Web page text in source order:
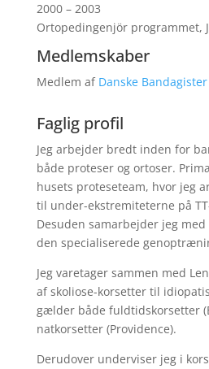
2000 – 2003
Ortopedingenjör programmet,
Medlemskaber
Medlem af Danske Bandagister
Faglig profil
Jeg arbejder bredt inden for
både proteser og ortoser.
husets proteseteam, hvor jeg
til under-ekstremiteterne på
Desuden samarbejder jeg
den specialiserede
Jeg varetager sammen med
af skoliose-korsetter til
gælder både fuldtidskorsetter
natkorsetter (Providence).
Derudover underviser jeg i